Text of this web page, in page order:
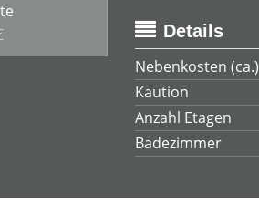
Details
Nebenkosten (ca.)
Kaution
Anzahl Etagen
Badezimmer